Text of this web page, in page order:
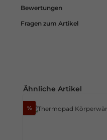
Bewertungen
Fragen zum Artikel
Produktgalerie überspringen
Ähnliche Artikel
%